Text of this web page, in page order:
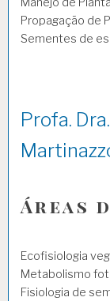
Propagação de
Sementes de
Profa.
Áreas
Ecofisiologia
Metabolismo
Fisiologia de